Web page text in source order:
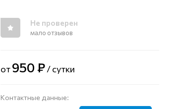
Не проверен
мало отзывов
от950 ₽/ сутки
Контактные данные: